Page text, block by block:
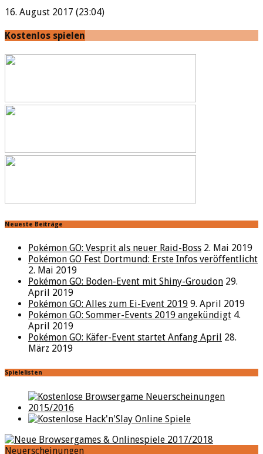
16. August 2017 (23:04)
Kostenlos spielen
Neueste Beiträge
Pokémon GO: Vesprit als neuer Raid-Boss 2. Mai 2019
Pokémon GO Fest Dortmund: Erste Infos veröffentlicht
2. Mai 2019
Pokémon GO: Boden-Event mit Shiny-Groudon 29.
April 2019
Pokémon GO: Alles zum Ei-Event 2019 9. April 2019
Pokémon GO: Sommer-Events 2019 angekündigt 4.
April 2019
Pokémon GO: Käfer-Event startet Anfang April 28.
März 2019
Spielelisten
Neuerscheinungen